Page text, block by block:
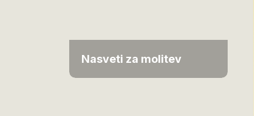
Nasveti za molitev